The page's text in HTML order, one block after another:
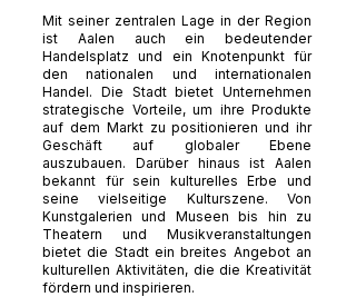
Mit seiner zentralen Lage in der Region
ist Aalen auch ein bedeutender
Handelsplatz und ein Knotenpunkt für
den nationalen und internationalen
Handel. Die Stadt bietet Unternehmen
strategische Vorteile, um ihre Produkte
auf dem Markt zu positionieren und ihr
Geschäft auf globaler Ebene
auszubauen. Darüber hinaus ist Aalen
bekannt für sein kulturelles Erbe und
seine vielseitige Kulturszene. Von
Kunstgalerien und Museen bis hin zu
Theatern und Musikveranstaltungen
bietet die Stadt ein breites Angebot an
kulturellen Aktivitäten, die die Kreativität
fördern und inspirieren.